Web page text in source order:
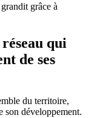
grâce à
qui
de ses
du territoire,
son développement.